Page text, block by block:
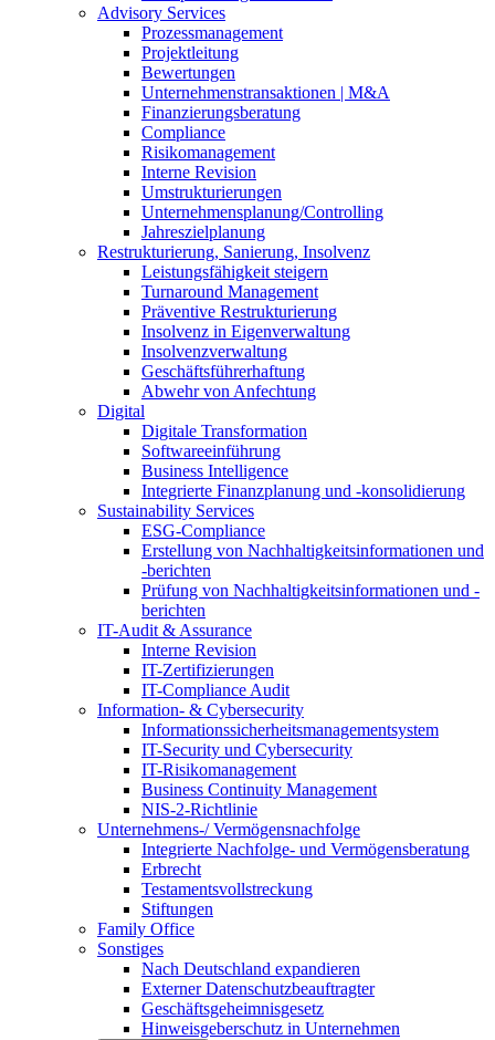
Advisory Services
Prozessmanagement
Projektleitung
Bewertungen
Unternehmenstransaktionen | M&A
Finanzierungsberatung
Compliance
Risikomanagement
Interne Revision
Umstrukturierungen
Unternehmensplanung/Controlling
Jahreszielplanung
Restrukturierung, Sanierung, Insolvenz
Leistungsfähigkeit steigern
Turnaround Management
Präventive Restrukturierung
Insolvenz in Eigenverwaltung
Insolvenzverwaltung
Geschäftsführerhaftung
Abwehr von Anfechtung
Digital
Digitale Transformation
Softwareeinführung
Business Intelligence
Integrierte Finanzplanung und -konsolidierung
Sustainability Services
ESG-Compliance
Erstellung von Nachhaltigkeitsinformationen und
-berichten
Prüfung von Nachhaltigkeitsinformationen und -
berichten
IT-Audit & Assurance
Interne Revision
IT-Zertifizierungen
IT-Compliance Audit
Information- & Cybersecurity
Informationssicherheitsmanagementsystem
IT-Security und Cybersecurity
IT-Risikomanagement
Business Continuity Management
NIS-2-Richtlinie
Unternehmens-/Vermögensnachfolge
Integrierte Nachfolge- und Vermögensberatung
Erbrecht
Testamentsvollstreckung
Stiftungen
Family Office
Sonstiges
Nach Deutschland expandieren
Externer Datenschutzbeauftragter
Geschäftsgeheimnisgesetz
Hinweisgeberschutz in Unternehmen